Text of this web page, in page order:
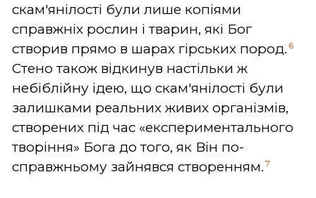
скам'янілості були лише копіями
справжніх рослин і тварин, які Бог
створив прямо в шарах гірських пород. 6
Стено також відкинув настільки ж
небіблійну ідею, що скам'янілості були
залишками реальних живих організмів,
створених під час «експериментального
творіння» Бога до того, як Він по-
справжньому зайнявся створенням. 7